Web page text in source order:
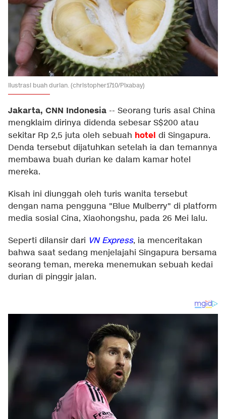
Ilustrasi buah durian. (christopher1710/Pixabay)
Jakarta, CNN Indonesia -- Seorang turis asal China
mengklaim dirinya didenda sebesar S$200 atau
sekitar Rp 2,5 juta oleh sebuah hotel di Singapura.
Denda tersebut dijatuhkan setelah ia dan temannya
membawa buah durian ke dalam kamar hotel
mereka.
Kisah ini diunggah oleh turis wanita tersebut
dengan nama pengguna "Blue Mulberry" di platform
media sosial Cina, Xiaohongshu, pada 26 Mei lalu.
Seperti dilansir dari VN Express, ia menceritakan
bahwa saat sedang menjelajahi Singapura bersama
seorang teman, mereka menemukan sebuah kedai
durian di pinggir jalan.